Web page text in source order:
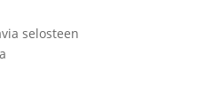
selosteen